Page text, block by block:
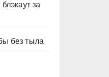
за
без тыла